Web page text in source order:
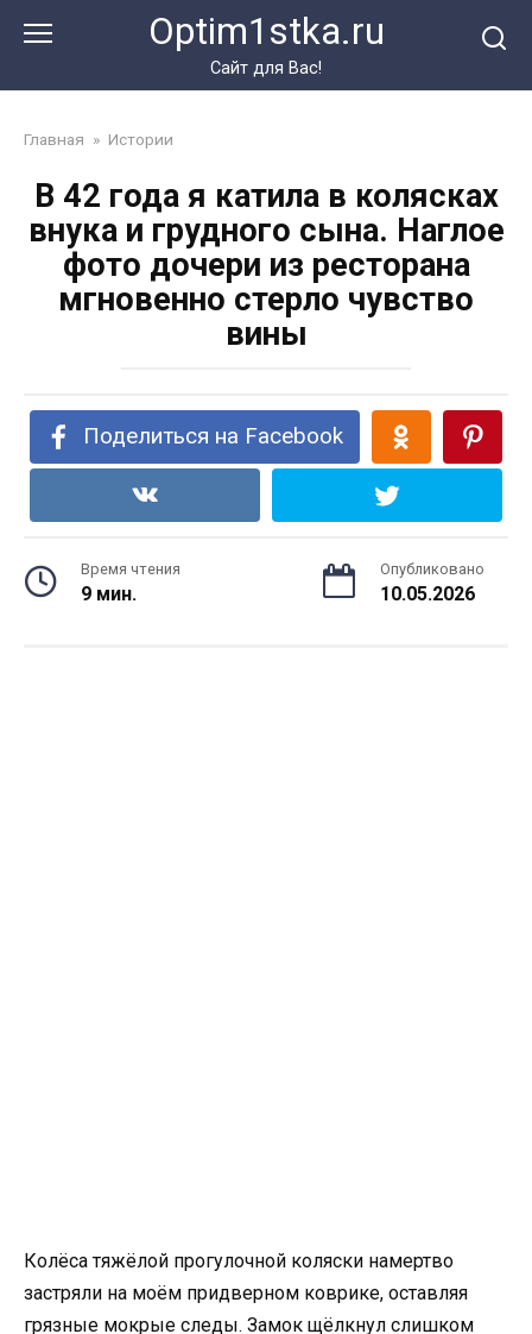
Optim1stka.ru
Сайт для Вас!
Главная » Истории
В 42 года я катила в колясках
внука и грудного сына. Наглое
фото дочери из ресторана
мгновенно стерло чувство
вины
Поделиться на Facebook
Время чтения
9 мин.
Опубликовано
10.05.2026
Колёса тяжёлой прогулочной коляски намертво
застряли на моём придверном коврике, оставляя
грязные мокрые следы. Замок щёлкнул слишком